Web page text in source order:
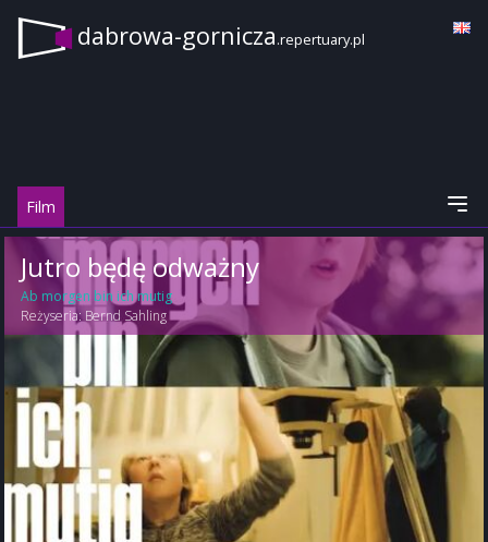
dabrowa-gornicza.repertuary.pl
Film
Jutro będę odważny
Ab morgen bin ich mutig
Reżyseria:Bernd Sahling